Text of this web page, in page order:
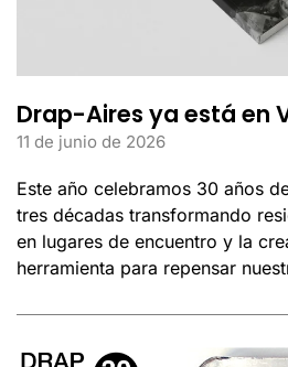
Drap-Aires ya está en
11 de junio de 2026
Este año celebramos 30 años
tres décadas transformando
en lugares de encuentro y la
herramienta para repensar